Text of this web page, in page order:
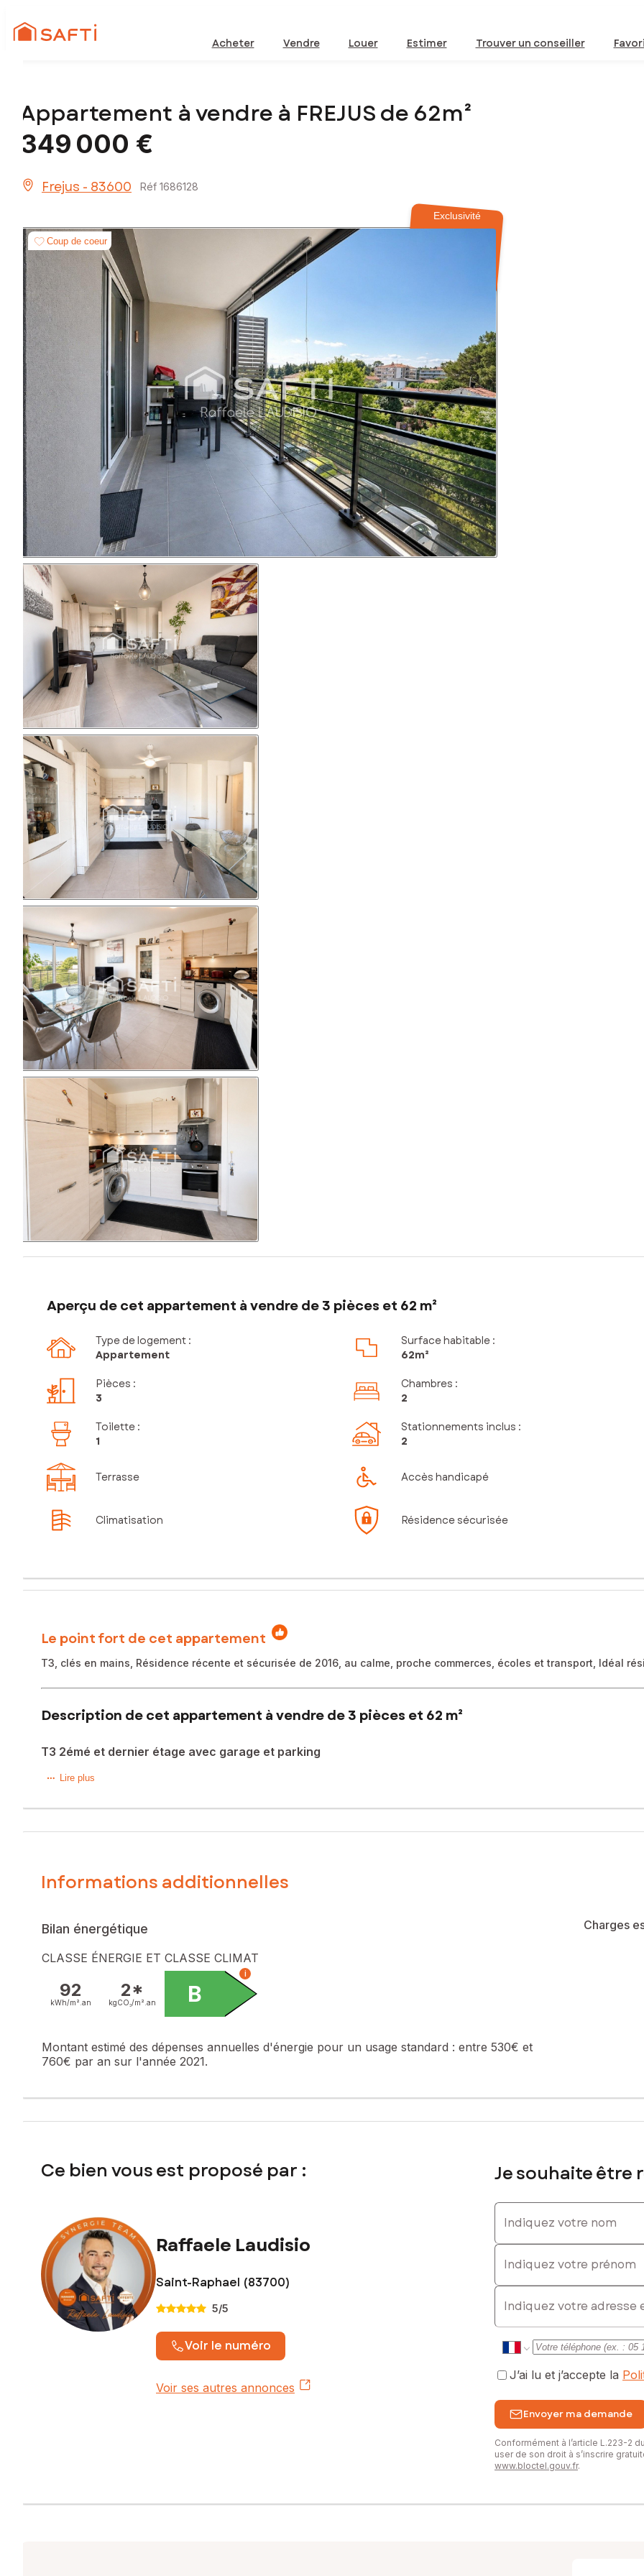
Acheter Vendre Louer Estimer Trouver un conseiller
Appartement à vendre à FREJUS de 62m²
349 000 €
Frejus - 83600 Réf 1686128
Exclusivité
Coup de coeur
Aperçu de cet appartement à vendre de 3 pièces et 62 m²
Type de logement :
Appartement
Surface habitable :
62m²
Pièces :
3
Chambres :
2
Toilette :
1
Stationnements inclus :
2
Terrasse Accès handicapé
Climatisation Résidence sécurisée
Le point fort de cet appartement
T3, clés en mains, Résidence récente et sécurisée de 2016, au calme, proche commerces, écoles et transport, Idéal
Description de cet appartement à vendre de 3 pièces et 62 m²
T3 2émé et dernier étage avec garage et parking
Dans une résidence récente, sécurisée et parfaitement entretenue de 2016, découvrez ce bel appartement 3 pièces de 61 m²
Il se compose d'une lumineuse pièce de vie avec cuisine ouverte, de deux chambres, d'une salle d'eau rénovée en 2023 et
Conforme aux normes RT 2012, il offre un excellent confort grâce à sa climatisation réversible et à ses nombreux placards
Une place de parking privative ainsi qu'un garage fermé et électrifié complètent ce bien.
principale, un pied-à-terre ou un investissement.
À visiter sans tarder !
Le bien comprend 3 lots, et il est situé dans une copropriété de 77 lots (les charges courantes annuelles moyennes de
pas l'objet d'une procédure citée à l'article L. 721-1 du code de la construction et de l'habitation).
Prix de vente : 349 000 €
Honoraires charge vendeur
Contactez votre conseiller SAFTI : Raffaele LAUDISIO, Tél. : 0642338689, E-mail : raffaele.laudisio@safti.fr - EI - Agent
Lire plus
Informations additionnelles
Bilan énergétique
CLASSE ÉNERGIE ET CLASSE CLIMAT
92
kWh/m². an
2*
kgCO₂/m². an B
i
Montant estimé des dépenses annuelles d'énergie pour un usage standard : entre 530€ et
760€ par an sur l'année 2021.
Charges
Ce bien vous est proposé par :
Raffaele Laudisio
Saint-Raphael (83700)
5/5
Voir le numéro
Voir ses autres annonces
Je souhaite être
Indiquez votre nom
Indiquez votre prénom
E-mail
J’ai lu et j’accepte la
Envoyer ma demande
Conformément à l’article L.223-2
user de son droit à s’inscrire
www.bloctel.gouv.fr.